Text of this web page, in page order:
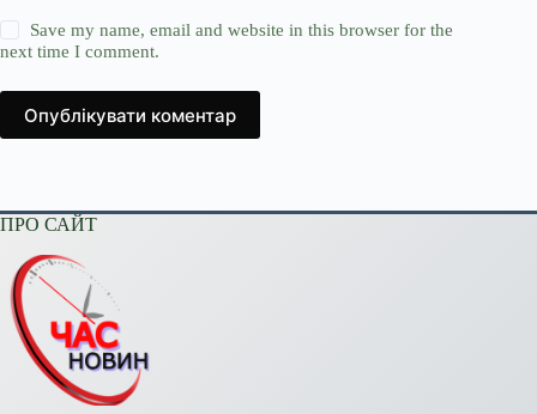
Save my name, email and website in this browser for the
next time I comment.
Опублікувати коментар
ПРО САЙТ